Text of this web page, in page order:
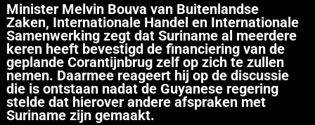
Minister Melvin Bouva van Buitenlandse
Zaken, Internationale Handel en Internationale
Samenwerking zegt dat Suriname al meerdere
keren heeft bevestigd de financiering van de
geplande Corantijnbrug zelf op zich te zullen
nemen. Daarmee reageert hij op de discussie
die is ontstaan nadat de Guyanese regering
stelde dat hierover andere afspraken met
Suriname zijn gemaakt.